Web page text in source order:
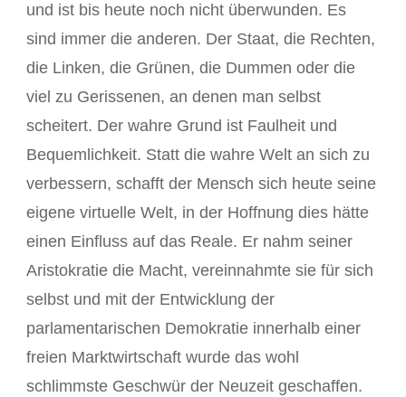
und ist bis heute noch nicht überwunden. Es
sind immer die anderen. Der Staat, die Rechten,
die Linken, die Grünen, die Dummen oder die
viel zu Gerissenen, an denen man selbst
scheitert. Der wahre Grund ist Faulheit und
Bequemlichkeit. Statt die wahre Welt an sich zu
verbessern, schafft der Mensch sich heute seine
eigene virtuelle Welt, in der Hoffnung dies hätte
einen Einfluss auf das Reale. Er nahm seiner
Aristokratie die Macht, vereinnahmte sie für sich
selbst und mit der Entwicklung der
parlamentarischen Demokratie innerhalb einer
freien Marktwirtschaft wurde das wohl
schlimmste Geschwür der Neuzeit geschaffen.